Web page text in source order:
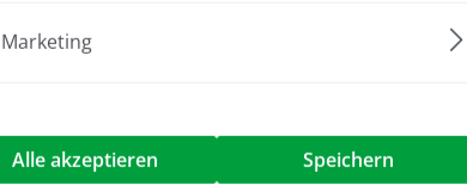
Marketing
Alle akzeptieren Speichern